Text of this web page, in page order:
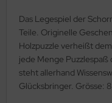
Das Legespiel der
Teile. Originelle
Holzpuzzle verheißt
jede Menge
steht allerhand
Glücksbringer. Grösse: